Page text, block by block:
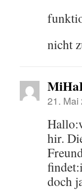
nicht
21.
hir.
doch